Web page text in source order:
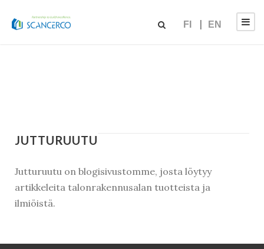
FI EN
JUTTURUUTU
Jutturuutu on blogisivustomme, josta löytyy
artikkeleita talonrakennusalan tuotteista ja
ilmiöistä.